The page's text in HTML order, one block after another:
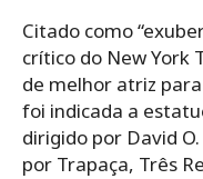
Citado como
crítico do New York
de melhor atriz
foi indicada a
dirigido por David
por Trapaça, Três